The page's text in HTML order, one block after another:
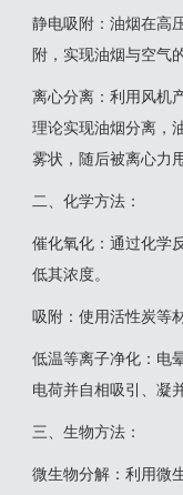
静电吸附‌：油烟在高
附，实现油烟与空气
离心分离‌：利用风机
理论实现油烟分离，
雾状，随后被离心力
‌二、化学方法‌：
催化氧化‌：通过化学
低其浓度。
吸附‌：使用活性炭等
低温等离子净化‌：电
电荷并自相吸引、凝
三‌、生物方法‌：
微生物分解‌：利用微